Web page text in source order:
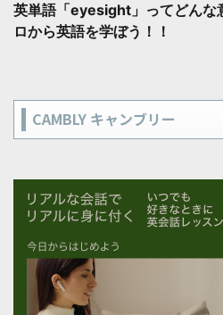
英単語「eyesight」ってどんな
ロから英語を学ぼう！！
CAMBLY キャンブリー